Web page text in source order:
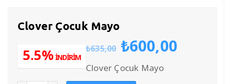
Clover Çocuk Mayo
₺635,00 Orijinal
fiyat:
₺635,00.
₺600,00
5.5% İNDİRİM
Clover Çocuk Mayo